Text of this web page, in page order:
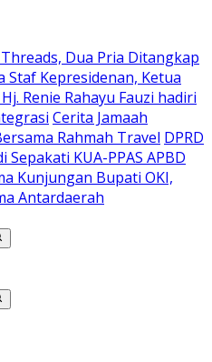
Dua Pria Ditangkap
Staf Kepresidenan, Ketua
Renie Rahayu Fauzi hadiri
Cerita Jamaah
Rahmah Travel DPRD
KUA-PPAS APBD
Kunjungan Bupati OKI,
Antardaerah